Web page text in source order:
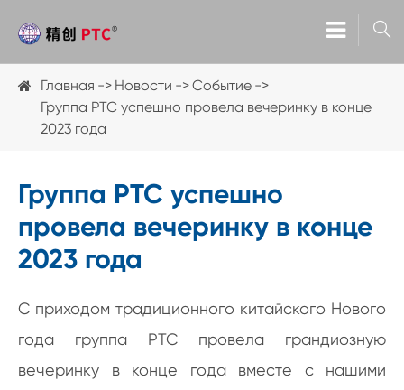

Главная Новости
Событие
Группа PTC успешно провела вечеринку в конце
2023 года
Группа PTC успешно
провела вечеринку в конце
2023 года
С приходом традиционного китайского Нового
года группа PTC провела грандиозную
вечеринку в конце года вместе с нашими